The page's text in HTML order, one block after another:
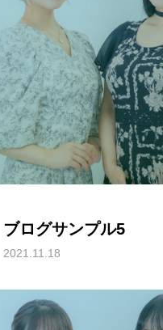
ブログサンプル5
2021.11.18